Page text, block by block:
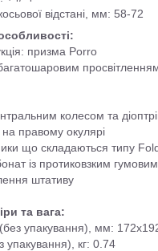
відстані, мм: 58-72
призма Porro
колесом та
правому окулярі
що складаються типу
із протиковзким
штативу
та вага:
(без упакування), мм:
упакування), кг: 0.74